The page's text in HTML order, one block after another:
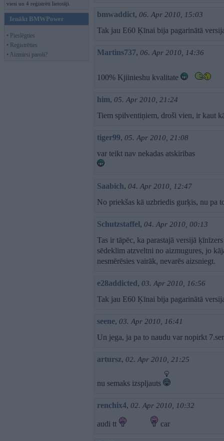
viesi un 4 reģistrēti lietotāji.
Ienākt BMWPower
• Pieslēgties
• Reģistrēties
• Aizmirsi paroli?
bmwaddict, 06. Apr 2010, 15:03
Tak jau E60 Ķīnai bija pagarinātā
Martins737, 06. Apr 2010, 14:36
100% Kjiinieshu kvalitate
him, 05. Apr 2010, 21:24
Tiem spilventiņiem, droši vien, ir kaut
tiger99, 05. Apr 2010, 21:08
var teikt nav nekadas atskiribas
Saabich, 04. Apr 2010, 12:47
No priekšas kā uzbriedis gurķis, nu pa
Schutzstaffel, 04. Apr 2010, 00:13
Tas ir tāpēc, ka parastajā versijā
sēdeklim atzveltni no aizmugures, jo
nesmērēsies vairāk, nevarēs aizsniegt.
e28addicted, 03. Apr 2010, 16:56
Tak jau E60 Ķīnai bija pagarinātā
seene, 03. Apr 2010, 16:41
Un jega, ja pa to naudu var nopirkt
artursz, 02. Apr 2010, 21:25
nu semaks izspljauts
renchix4, 02. Apr 2010, 10:32
audi tt car